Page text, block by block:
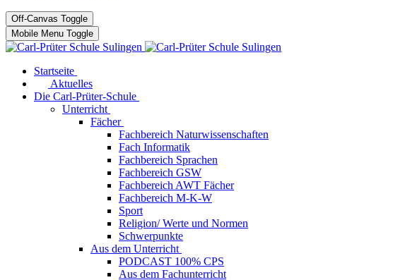
Off-Canvas Toggle
Mobile Menu Toggle
Startseite
Aktuelles
Die Carl-Prüter-Schule
Unterricht
Fächer
Fachbereich Naturwissenschaften
Fach Informatik
Fachbereich Sprachen
Fachbereich GSW
Fachbereich AWT Fächer
Fachbereich M-K-W
Sport
Religion/ Werte und Normen
Schwerpunkte
Aus dem Unterricht
PODCAST 100% CPS
Aus dem Fachunterricht